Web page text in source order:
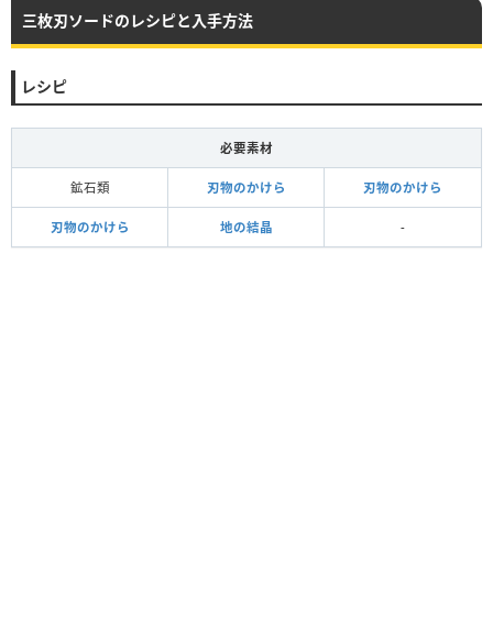
三枚刃ソードのレシピと入手方法
レシピ
必要素材
鉱石類 刃物のかけら 刃物のかけら
刃物のかけら 地の結晶 -